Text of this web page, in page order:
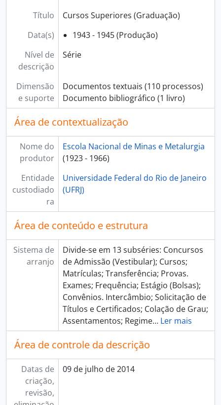
Título
Cursos Superiores (Graduação)
Data(s)
1943 - 1945 (Produção)
Nível de
descrição
Série
Dimensão
e suporte
Documentos textuais (110 processos)
Documento bibliográfico (1 livro)
Área de contextualização
Nome do
produtor
Escola Nacional de Minas e Metalurgia
(1923 - 1966)
Entidade
custodiado
ra
Universidade Federal do Rio de Janeiro
(UFRJ)
Área de conteúdo e estrutura
Sistema de
arranjo
Divide-se em 13 subséries: Concursos
de Admissão (Vestibular); Cursos;
Matrículas; Transferência; Provas.
Exames; Frequência; Estágio (Bolsas);
Convênios. Intercâmbio; Solicitação de
Títulos e Certificados; Colação de Grau;
Assentamentos; Regime… Ler mais
Área de controle da descrição
Datas de
criação,
revisão,
09 de julho de 2014